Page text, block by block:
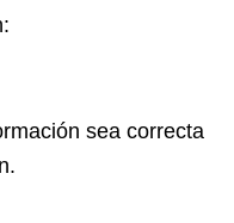
sea correcta